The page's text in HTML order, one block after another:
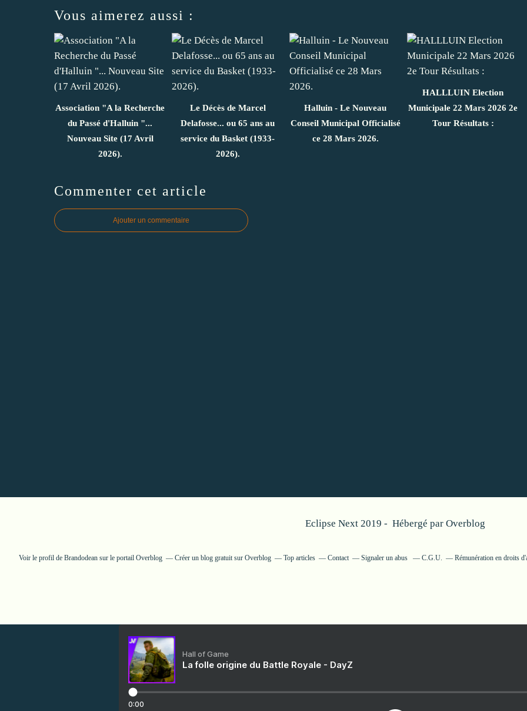
Vous aimerez aussi :
Association "A la Recherche
du Passé d'Halluin "...
Nouveau Site (17 Avril
2026).
Le Décès de Marcel
Delafosse... ou 65 ans au
service du Basket (1933-
2026).
Halluin - Le Nouveau
Conseil Municipal Officialisé
ce 28 Mars 2026.
HALLLUIN Election
Municipale 22 Mars 2026 2e
Tour Résultats :
Commenter cet article
Ajouter un commentaire
Eclipse Next 2019 - Hébergé par Overblog
Voir le profil de Brandodean sur le portail Overblog Créer un blog gratuit sur Overblog Top articles Contact Signaler un abus C.G.U. Rémunération en droits
Hall of Game
La folle origine du Battle Royale - DayZ
0:00